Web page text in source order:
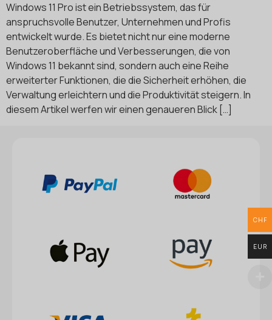
Windows 11 Pro ist ein Betriebssystem, das für
anspruchsvolle Benutzer, Unternehmen und Profis
entwickelt wurde. Es bietet nicht nur eine moderne
Benutzeroberfläche und Verbesserungen, die von
Windows 11 bekannt sind, sondern auch eine Reihe
erweiterter Funktionen, die die Sicherheit erhöhen, die
Verwaltung erleichtern und die Produktivität steigern. In
diesem Artikel werfen wir einen genaueren Blick […]
CHF
EUR